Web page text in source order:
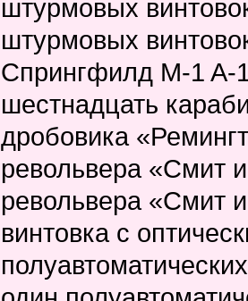
штурмовых
штурмовых
Спрингфилд M-1 A-
шестнадцать
дробовика
револьвера «Смит
револьвера «Смит
винтовка с